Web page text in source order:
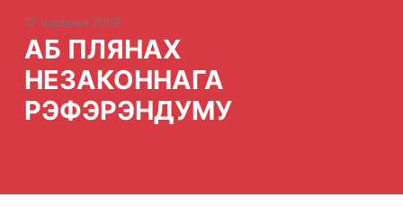
17 чэрвеня 2006
АБ ПЛЯНАХ
НЕЗАКОННАГА
РЭФЭРЭНДУМУ